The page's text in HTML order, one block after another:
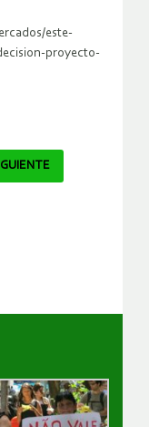
este-
proyecto-